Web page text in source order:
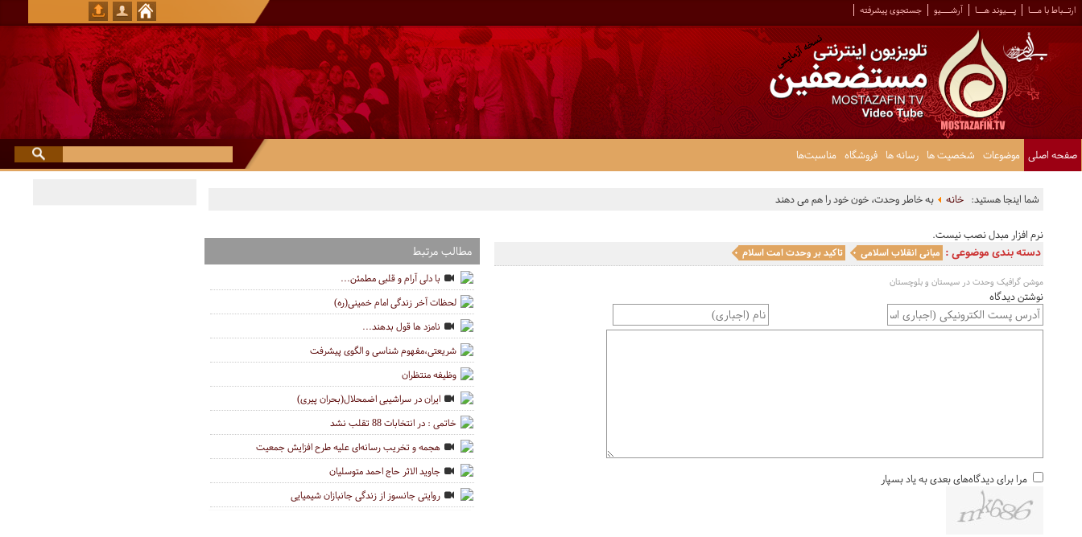
ارتــباط با مـــا پـــیوند هـــا آرشــــیو جستجوی پیشرفته
صفحه اصلی موضوعات شخصیت ها رسانه ها فروشگاه مناسبت‌ها
شما اینجا هستید: خانه به خاطر وحدت، خون خود را هم می دهند
نرم افزار مبدل نصب نیست.
مطالب مرتبط
با دلی آرام و قلبی مطمئن...
لحظات آخر زندگی امام خمینی(ره)
نامزد ها قول بدهند...
شریعتی،مفهوم شناسی و الگوی پیشرفت
وظیفه منتظران
ایران در سراشیبی اضمحلال(بحران پیری)
خاتمی : در انتخابات 88 تقلب نشد
هجمه و تخریب رسانه‌ای علیه طرح افزایش جمعیت
جاوید الاثر حاج احمد متوسلیان
روایتی جانسوز از زندگی جانبازان شیمیایی
دسته بندی موضوعی : مبانی انقلاب اسلامی تاکید بر وحدت امت اسلام
موشن گرافیک وحدت در سیستان و بلوچستان
نوشتن دیدگاه
مرا برای دیدگاه‌های بعدی به یاد بسپار